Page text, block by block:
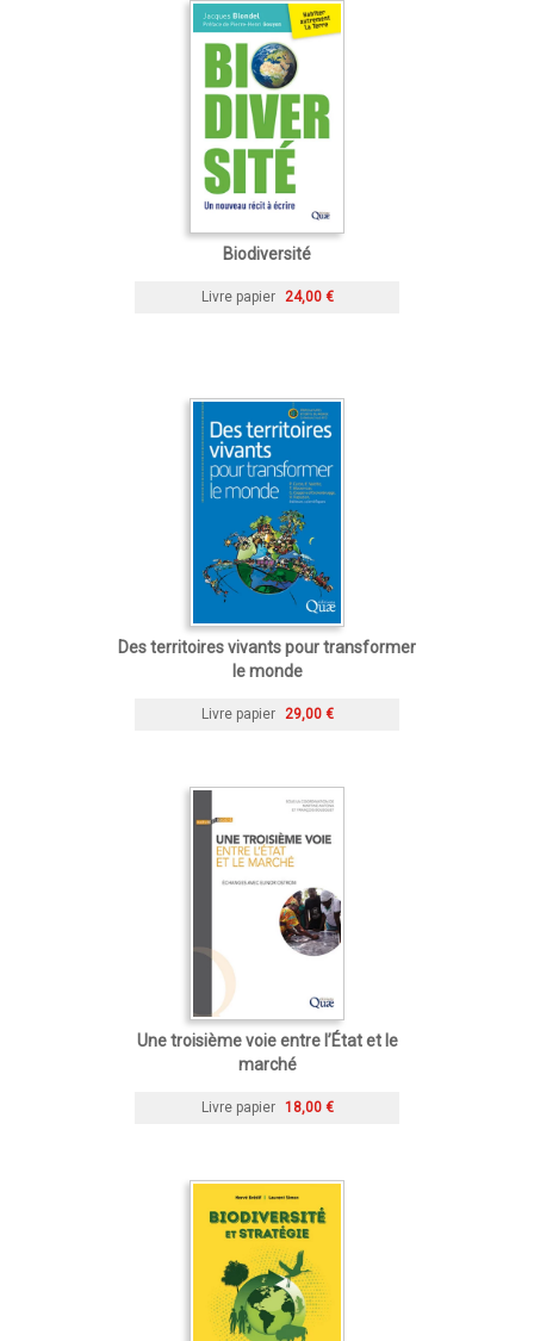
Biodiversité
Livre papier 24,00 €
Des territoires vivants pour transformer
le monde
Livre papier 29,00 €
Une troisième voie entre l’État et le
marché
Livre papier 18,00 €